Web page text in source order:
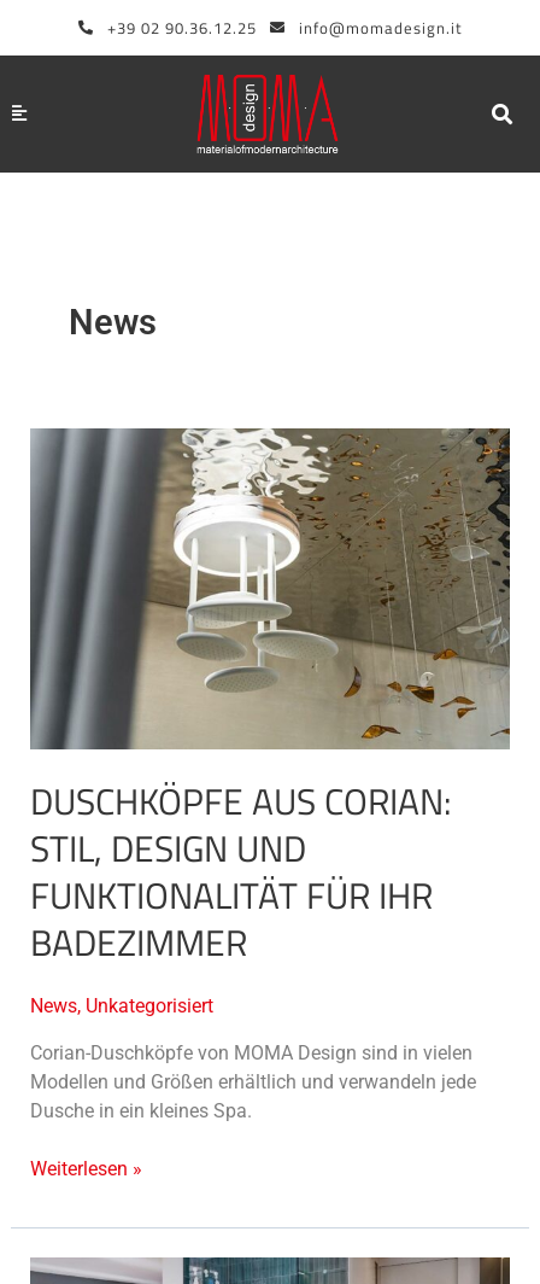
+39 02 90.36.12.25 info@momadesign.it
News
DUSCHKÖPFE AUS CORIAN:
STIL, DESIGN UND
FUNKTIONALITÄT FÜR IHR
BADEZIMMER
News, Unkategorisiert
Corian-Duschköpfe von MOMA Design sind in vielen
Modellen und Größen erhältlich und verwandeln jede
Dusche in ein kleines Spa.
Badezimmer
Weiterlesen »
Die